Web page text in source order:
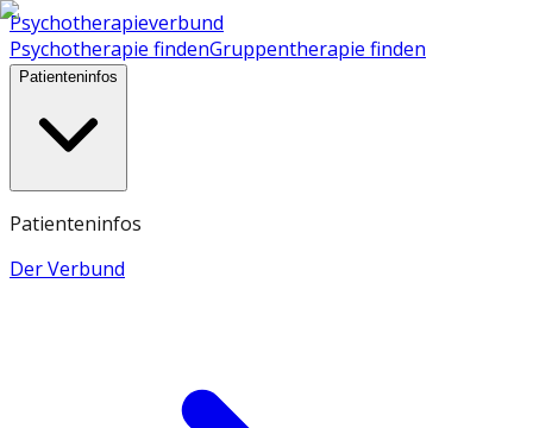
Psychotherapieverbund
Psychotherapie findenGruppentherapie finden
Patienteninfos
Patienteninfos
Der Verbund